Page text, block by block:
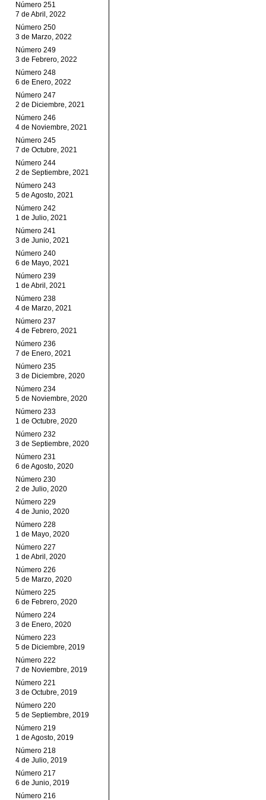
Número 251
7 de Abril, 2022
Número 250
3 de Marzo, 2022
Número 249
3 de Febrero, 2022
Número 248
6 de Enero, 2022
Número 247
2 de Diciembre, 2021
Número 246
4 de Noviembre, 2021
Número 245
7 de Octubre, 2021
Número 244
2 de Septiembre, 2021
Número 243
5 de Agosto, 2021
Número 242
1 de Julio, 2021
Número 241
3 de Junio, 2021
Número 240
6 de Mayo, 2021
Número 239
1 de Abril, 2021
Número 238
4 de Marzo, 2021
Número 237
4 de Febrero, 2021
Número 236
7 de Enero, 2021
Número 235
3 de Diciembre, 2020
Número 234
5 de Noviembre, 2020
Número 233
1 de Octubre, 2020
Número 232
3 de Septiembre, 2020
Número 231
6 de Agosto, 2020
Número 230
2 de Julio, 2020
Número 229
4 de Junio, 2020
Número 228
1 de Mayo, 2020
Número 227
1 de Abril, 2020
Número 226
5 de Marzo, 2020
Número 225
6 de Febrero, 2020
Número 224
3 de Enero, 2020
Número 223
5 de Diciembre, 2019
Número 222
7 de Noviembre, 2019
Número 221
3 de Octubre, 2019
Número 220
5 de Septiembre, 2019
Número 219
1 de Agosto, 2019
Número 218
4 de Julio, 2019
Número 217
6 de Junio, 2019
Número 216